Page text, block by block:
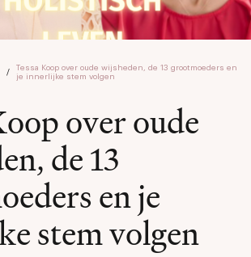
/
Tessa Koop over oude wijsheden, de 13 grootmoeders en
je innerlijke stem volgen
over oude
de 13
en je
stem volgen